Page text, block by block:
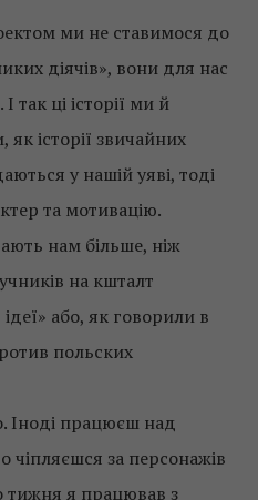
ми не ставимося до
діячів», вони для нас
так ці історії ми й
історії звичайних
у нашій уяві, тоді
та мотивацію.
нам більше, ніж
на кшталт
або, як говорили в
польских
Іноді працюєш над
чіпляєшся за персонажів
тижня я працював з